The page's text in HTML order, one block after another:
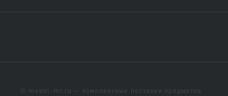
© mebel-mr.ru — комплексные поставки предметов